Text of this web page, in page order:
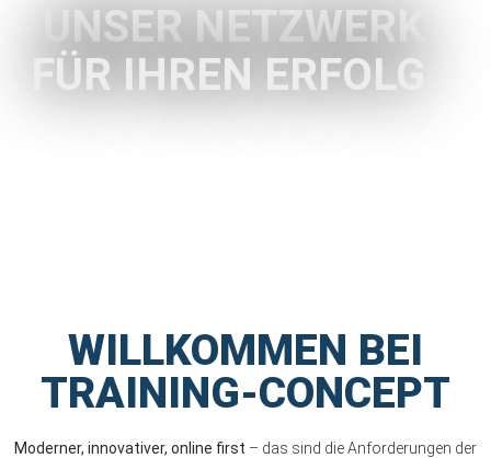
UNSER NETZWERK
FÜR IHREN ERFOLG
WILLKOMMEN BEI
TRAINING-CONCEPT
Moderner, innovativer, online first – das sind die Anforderungen der